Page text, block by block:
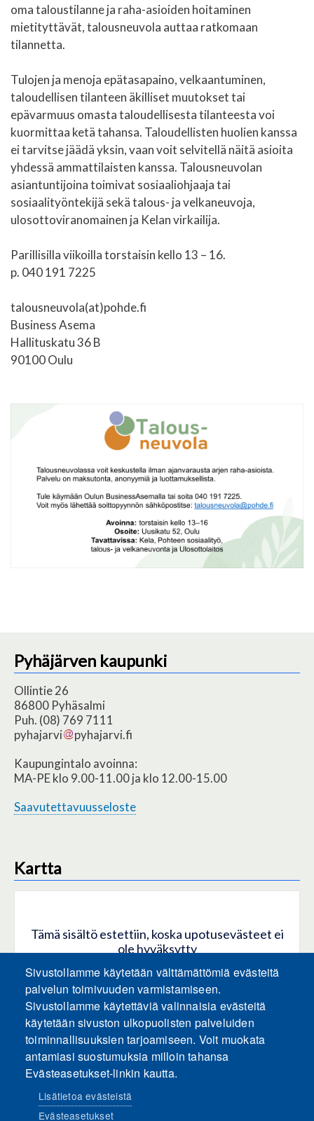
oma taloustilanne ja raha-asioiden hoitaminen
mietityttävät, talousneuvola auttaa ratkomaan
tilannetta.
Tulojen ja menoja epätasapaino, velkaantuminen,
taloudellisen tilanteen äkilliset muutokset tai
epävarmuus omasta taloudellisesta tilanteesta voi
kuormittaa ketä tahansa. Taloudellisten huolien kanssa
ei tarvitse jäädä yksin, vaan voit selvitellä näitä asioita
yhdessä ammattilaisten kanssa. Talousneuvolan
asiantuntijoina toimivat sosiaaliohjaaja tai
sosiaalityöntekijä sekä talous- ja velkaneuvoja,
ulosottoviranomainen ja Kelan virkailija.
Parillisilla viikoilla torstaisin kello 13 – 16.
p. 040 191 7225
talousneuvola(at)pohde.fi
Business Asema
Hallituskatu 36 B
90100 Oulu
Pyhäjärven kaupunki
Ollintie 26
86800 Pyhäsalmi
Puh. (08) 769 7111
pyhajarvi
pyhajarvi.fi
Kaupungintalo avoinna:
MA-PE klo 9.00-11.00 ja klo 12.00-15.00
Saavutettavuusseloste
Kartta
Tämä sisältö estettiin, koska upotusevästeet ei
ole hyväksytty
HYVÄKSY KAIKKI EVÄSTEET
Hyväksy vain upotusevästeet
Sivustollamme käytetään välttämättömiä evästeitä
palvelun toimivuuden varmistamiseen.
Sivustollamme käytettäviä valinnaisia evästeitä
käytetään sivuston ulkopuolisten palveluiden
toiminnallisuuksien tarjoamiseen. Voit muokata
antamiasi suostumuksia milloin tahansa
Evästeasetukset-linkin kautta.
Lisätietoa evästeistä
Evästeasetukset